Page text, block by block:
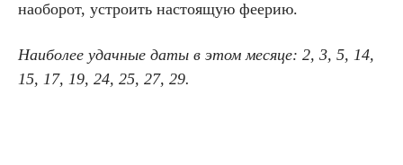
наоборот, устроить настоящую феерию.
Наиболее удачные даты в этом месяце: 2, 3, 5, 14,
15, 17, 19, 24, 25, 27, 29.